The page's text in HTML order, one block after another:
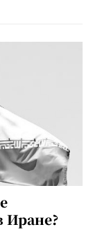
Иране?